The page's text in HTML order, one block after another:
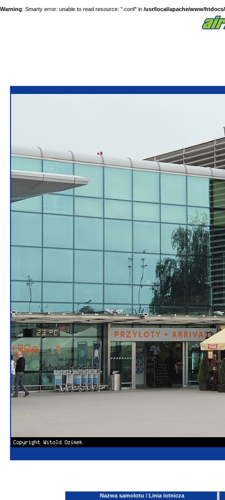
Warning: Smarty error: unable to read resource: ".conf" in /usr/local/apache/www/
Nazwa samolotu / Linia lotnicza